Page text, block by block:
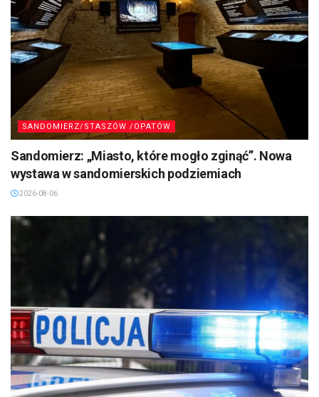
SANDOMIERZ/STASZÓW /OPATÓW
Sandomierz: „Miasto, które mogło zginąć”. Nowa
wystawa w sandomierskich podziemiach
2026-08-06